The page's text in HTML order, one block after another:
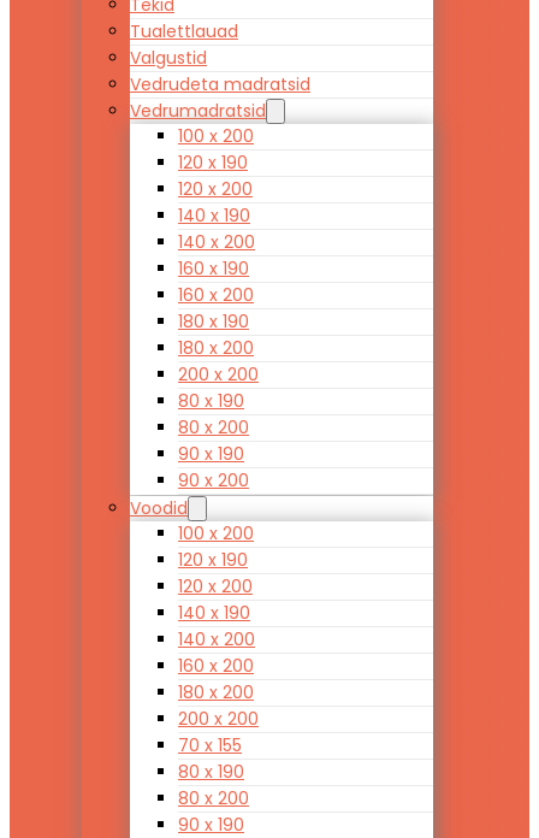
Tekid
Tualettlauad
Valgustid
Vedrudeta madratsid
Vedrumadratsid
100 x 200
120 x 190
120 x 200
140 x 190
140 x 200
160 x 190
160 x 200
180 x 190
180 x 200
200 x 200
80 x 190
80 x 200
90 x 190
90 x 200
Voodid
100 x 200
120 x 190
120 x 200
140 x 190
140 x 200
160 x 200
180 x 200
200 x 200
70 x 155
80 x 190
80 x 200
90 x 190